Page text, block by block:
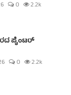
0 2.2k
ಪೈಂಟರ್
0 2.2k